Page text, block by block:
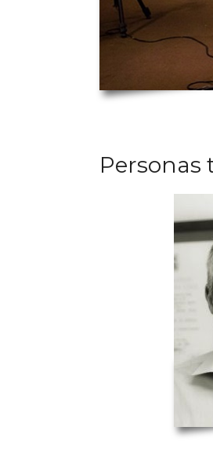
Personas